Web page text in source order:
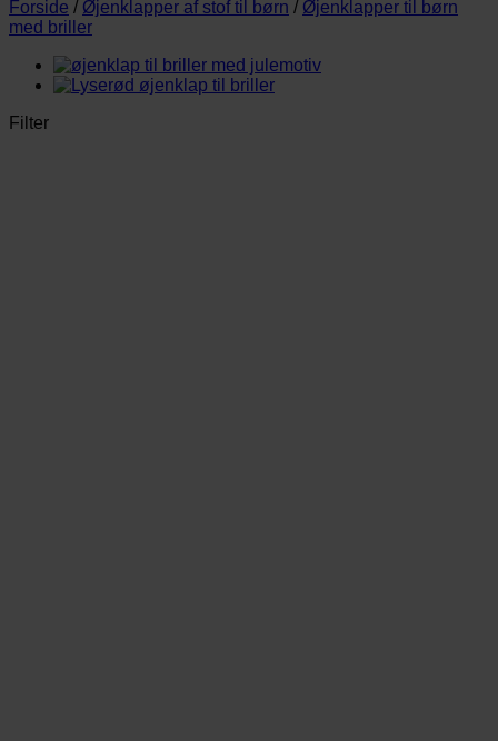
Forside / Øjenklapper af stof til børn / Øjenklapper til børn
med briller
Filter